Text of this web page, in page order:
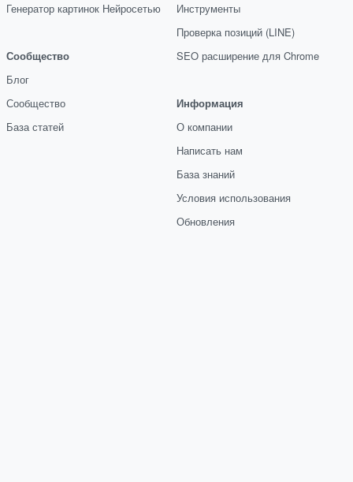
Генератор картинок Нейросетью
Сообщество
Блог
Сообщество
База статей
Инструменты
Проверка позиций (LINE)
SEO расширение для Chrome
Информация
О компании
Написать нам
База знаний
Условия использования
Обновления